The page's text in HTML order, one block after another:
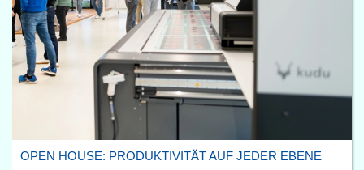
OPEN HOUSE: PRODUKTIVITÄT AUF JEDER EBENE